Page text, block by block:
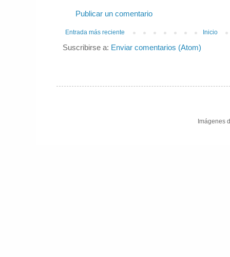
Publicar un comentario
Entrada más reciente Inicio
Suscribirse a: Enviar comentarios (Atom)
Imágenes